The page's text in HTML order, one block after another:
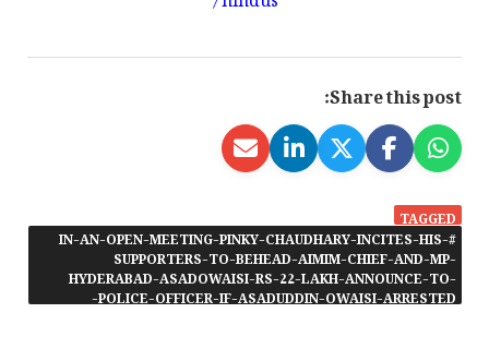
Share this post:
TAGGED
#IN-AN-OPEN-MEETING-PINKY-CHAUDHARY-INCITES-HIS-
SUPPORTERS-TO-BEHEAD-AIMIM-CHIEF-AND-MP-
HYDERABAD-ASADOWAISI-RS-22-LAKH-ANNOUNCE-TO-
POLICE-OFFICER-IF-ASADUDDIN-OWAISI-ARRESTED-